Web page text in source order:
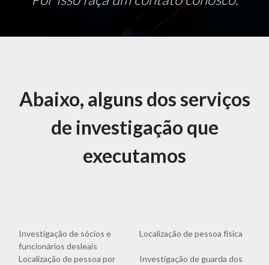
Abaixo, alguns dos serviços
de investigação que
executamos
Investigação de sócios e
funcionários desleais
Localização de pessoa física
Localização de pessoa por
Investigação de guarda dos